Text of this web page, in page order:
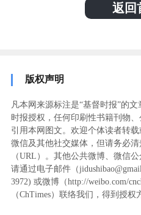
返回
版权声明
凡本网来源标注是“基督时报”的
时报授权，任何印刷性书籍刊物
引用本网图文。欢迎个体读者转
微信及其他社交媒体，但请务必
（URL）。其他公共微博、微信
请通过电子邮件（
3972) ‬或微博（http://weibo.com/
（ChTimes）联络我们，得到授权